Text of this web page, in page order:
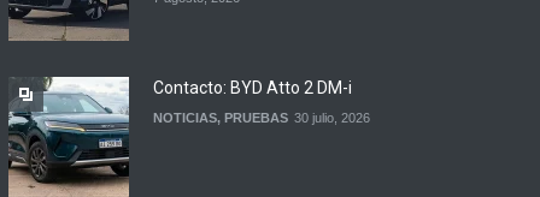
Contacto: BYD Atto 2 DM-i
NOTICIAS, PRUEBAS 30 julio, 2026